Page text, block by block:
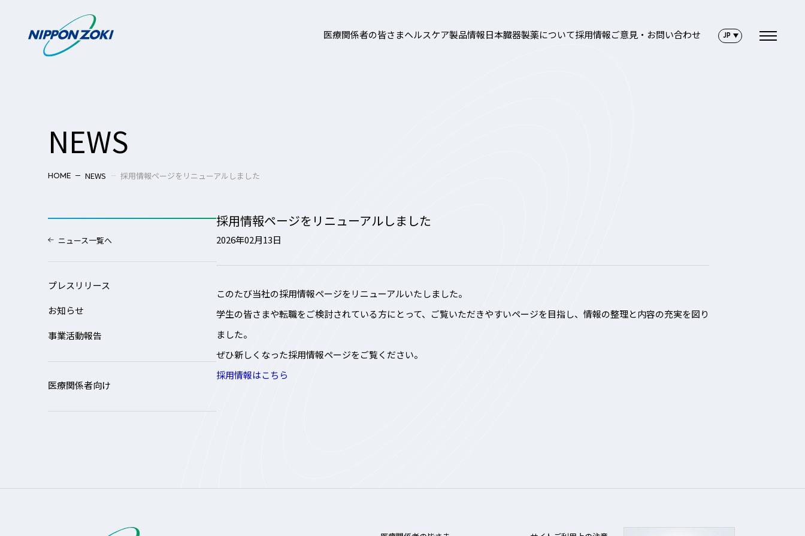
医療関係者の皆さまヘルスケア製品情報日本臓器製薬について採用情報ご意見・お問い合わせ
NEWS
HOME NEWS 採用情報ページをリニューアルしました
ニュース一覧へ
プレスリリース
お知らせ
事業活動報告
医療関係者向け
採用情報ページをリニューアルしました
2026年02月13日
このたび当社の採用情報ページをリニューアルいたしました。
学生の皆さまや転職をご検討されている方にとって、ご覧いただきやすいページを目指し、情報の整理と内容の充実を図り
ました。
ぜひ新しくなった採用情報ページをご覧ください。
採用情報はこちら